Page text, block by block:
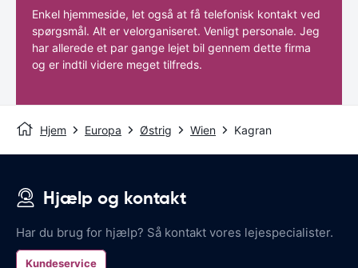
Enkel hjemmeside, let også at få telefonisk kontakt ved
spørgsmål. Alt er velorganiseret. Venligt personale. Jeg
har allerede et par gange lejet bil gennem dette firma
og er indtil videre meget tilfreds.
Hjem Europa Østrig Wien Kagran
Hjælp og kontakt
Har du brug for hjælp? Så kontakt vores lejespecialister.
Kundeservice